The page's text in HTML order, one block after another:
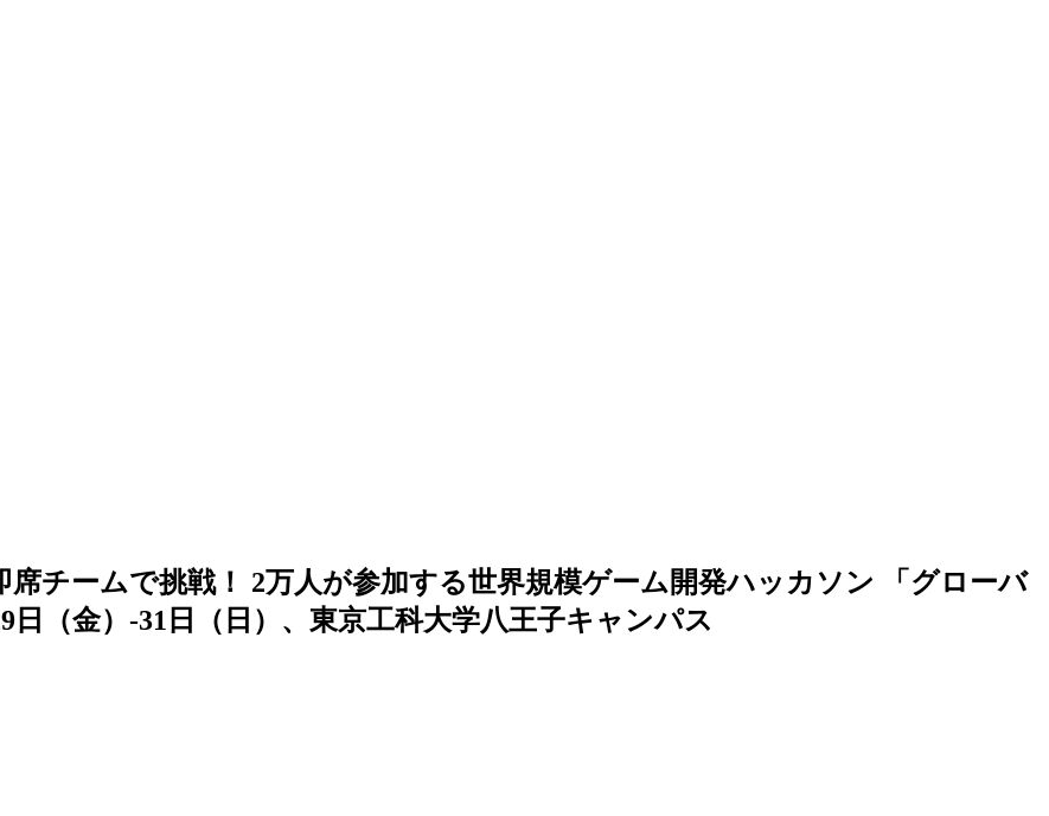
チームで挑戦！ 2万人が参加する世界規模ゲーム開発ハッカソン 「グローバ
（金）-31日（日）、東京工科大学八王子キャンパス